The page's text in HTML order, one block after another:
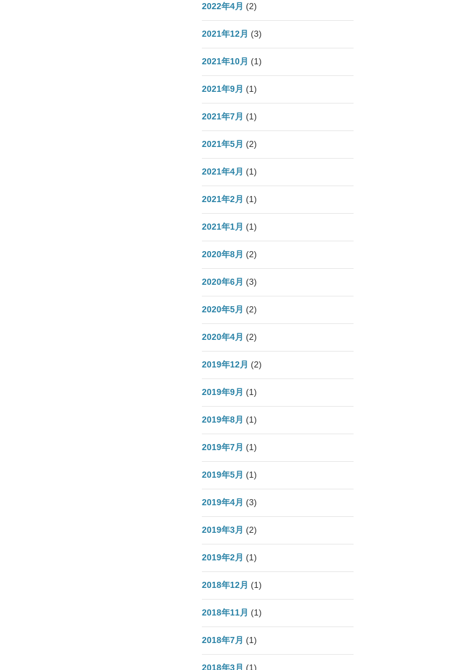
2022年4月 (2)
2021年12月 (3)
2021年10月 (1)
2021年9月 (1)
2021年7月 (1)
2021年5月 (2)
2021年4月 (1)
2021年2月 (1)
2021年1月 (1)
2020年8月 (2)
2020年6月 (3)
2020年5月 (2)
2020年4月 (2)
2019年12月 (2)
2019年9月 (1)
2019年8月 (1)
2019年7月 (1)
2019年5月 (1)
2019年4月 (3)
2019年3月 (2)
2019年2月 (1)
2018年12月 (1)
2018年11月 (1)
2018年7月 (1)
2018年3月 (1)